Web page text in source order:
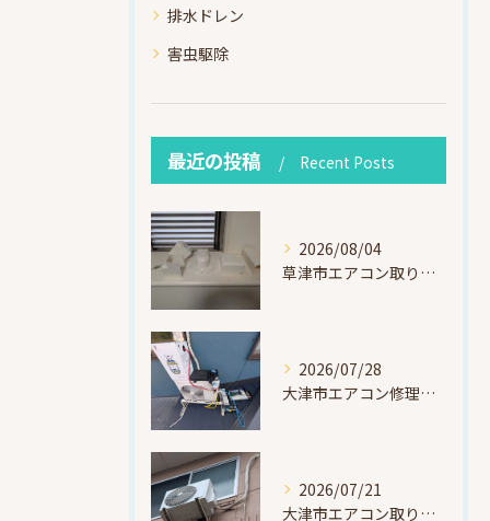
排水ドレン
害虫駆除
最近の投稿 Recent Posts
2026/08/04
草津市エアコン取り付け｜お客様取り外し済・化粧カバー再利用（ダイキン S225ATES・アウルコート草津）
2026/07/28
大津市エアコン修理｜冷媒漏れを特定！高所作業で東芝RAS-F221ARTを修理・ガスチャージ
2026/07/21
大津市エアコン取り付け｜他社で断られたマンション3階の壁面アングル高所作業（ハイセンス HA-J22H-W・プレジーオビワコ）